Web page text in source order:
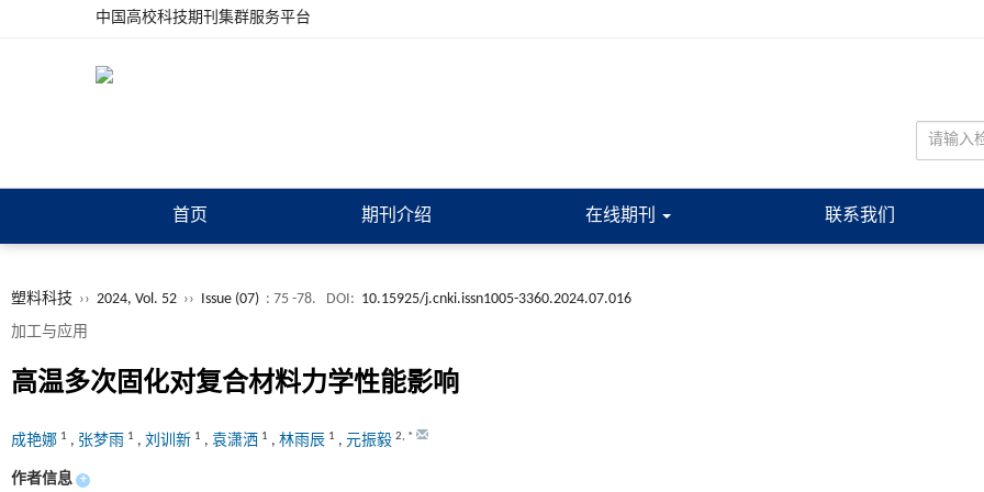
中国高校科技期刊集群服务平台
首页 期刊介绍 在线期刊 联系我们
塑料科技 ›› 2024, Vol. 52 ›› Issue (07) : 75 -78. DOI: 10.15925/j.cnki.issn1005-3360.2024.07.016
加工与应用
高温多次固化对复合材料力学性能影响
成艳娜 1 , 张梦雨 1 , 刘训新 1 , 袁潇洒 1 , 林雨辰 1 , 元振毅 2, *
作者信息 +